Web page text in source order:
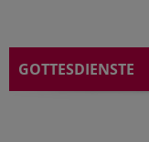
GOTTESDIENSTE